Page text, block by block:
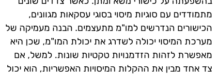
מתמודדים עם סוגיות מיסוי בסוגי עסקאות מגוונים,
הכישורים הנדרשים למו"מ מתעצמים. הבנה מעמיקה של
מערכת המיסוי יכולה לשדרג את יכולת המו"מ, שכן היא
מאפשרת לזהות הזדמנויות טקטיות שונות. למשל, אם
צד אחד מבין את ההקלות המיסויות האפשריות, הוא יכול